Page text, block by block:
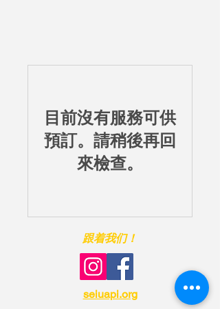
目前沒有服務可供
預訂。請稍後再回
來檢查。
跟着我们！
seiuapi.org